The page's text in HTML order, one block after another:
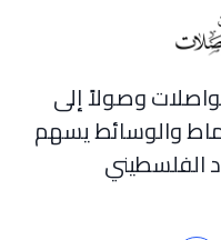
وصولاً إلى
والوسائط يسهم
الفلسطيني